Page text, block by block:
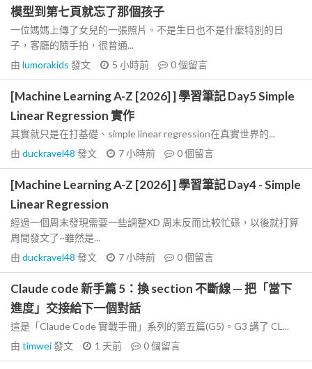
模型到第七頁就忘了那個孩子
一位媽媽上傳了女兒的一張照片。不是生日也不是什麼特別的日
子，客廳的隨手拍，很普通...
由 lumorakids 發文 5 小時前 0個留言
[Machine Learning A-Z [2026] ] 學習筆記 Day5 Simple
Linear Regression 實作
其實就只是在打基礎、simple linear regression在真實世界的...
由 duckravel48 發文 7 小時前 0個留言
[Machine Learning A-Z [2026] ] 學習筆記 Day4 - Simple
Linear Regression
經過一個周末發現需要一些調整XD 周末反而比較忙碌，以後就打算
周間發文了~雖然是...
由 duckravel48 發文 7 小時前 0個留言
Claude code 新手篇 5：換 section 不斷線 — 把「當下
進度」交接給下一個對話
這是「Claude Code 實戰手冊」系列的第五篇(G5)。G3 講了 CL...
由 timwei發文 1 天前 0個留言